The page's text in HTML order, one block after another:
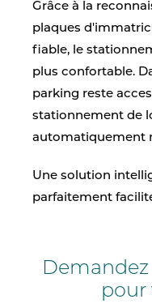
Grâce à la
plaques
fiable, le
plus confortable.
parking reste
stationnement de
automatiquement
Une solution
parfaitement
pour